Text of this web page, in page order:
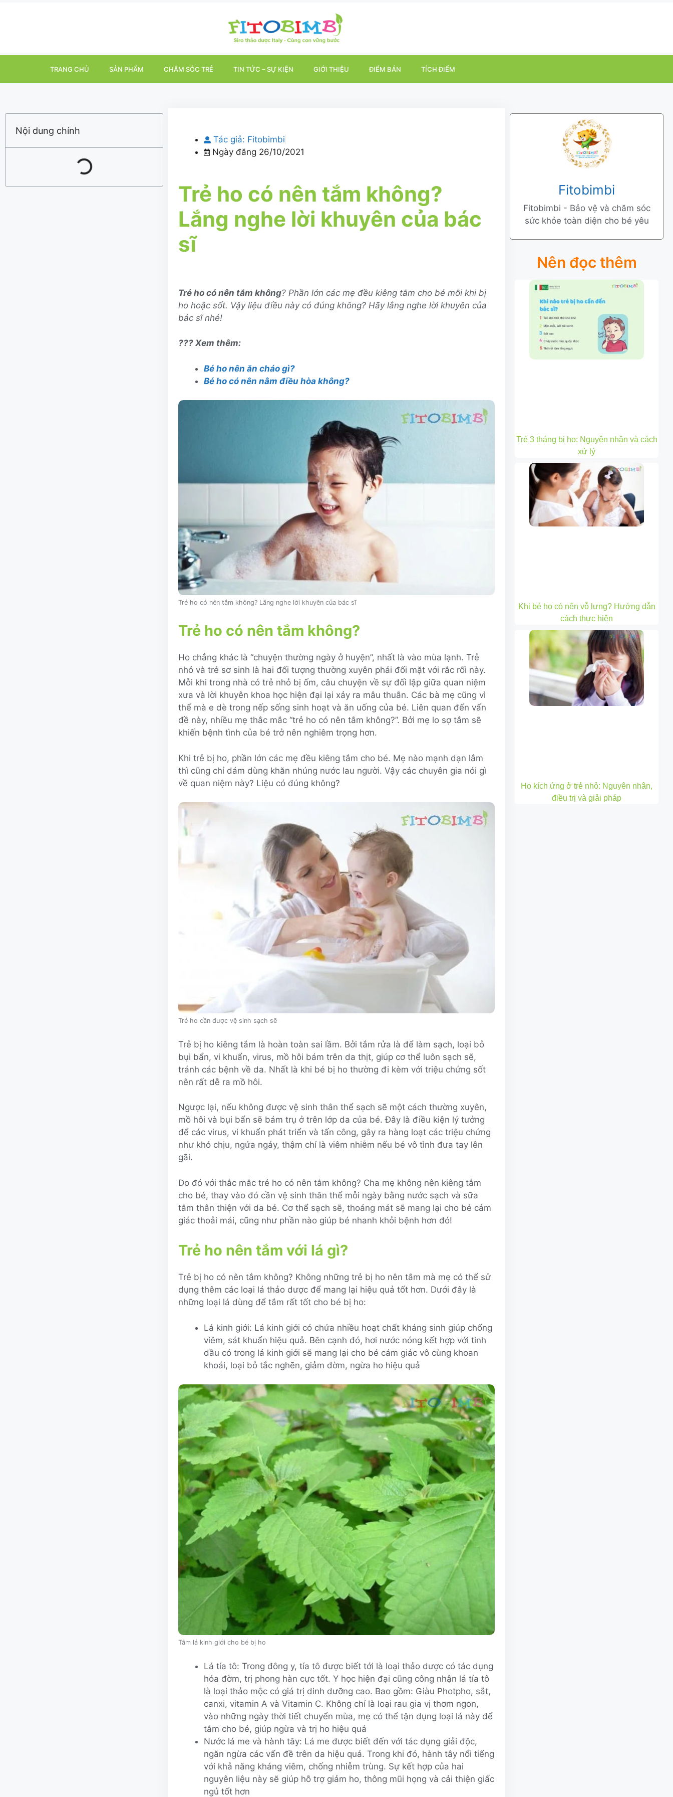
TRANG CHỦ SẢN PHẨM CHĂM SÓC TRẺ TIN TỨC – SỰ KIỆN GIỚI THIỆU ĐIỂM BÁN TÍCH ĐIỂM
Nội dung chính
Tác giả: Fitobimbi
Ngày đăng 26/10/2021
Trẻ ho có nên tắm không?
Lắng nghe lời khuyên của bác
sĩ
Trẻ ho có nên tắm không? Phần lớn các mẹ đều kiêng tắm cho bé mỗi khi bị
ho hoặc sốt. Vậy liệu điều này có đúng không? Hãy lắng nghe lời khuyên của
bác sĩ nhé!
??? Xem thêm:
Bé ho nên ăn cháo gì?
Bé ho có nên nằm điều hòa không?
Trẻ ho có nên tắm không? Lắng nghe lời khuyên của bác sĩ
Trẻ ho có nên tắm không?
Ho chẳng khác là “chuyện thường ngày ở huyện”, nhất là vào mùa lạnh. Trẻ
nhỏ và trẻ sơ sinh là hai đối tượng thường xuyên phải đối mặt với rắc rối này.
Mỗi khi trong nhà có trẻ nhỏ bị ốm, câu chuyện về sự đối lập giữa quan niệm
xưa và lời khuyên khoa học hiện đại lại xảy ra mâu thuẫn. Các bà mẹ cũng vì
thế mà e dè trong nếp sống sinh hoạt và ăn uống của bé. Liên quan đến vấn
đề này, nhiều mẹ thắc mắc “trẻ ho có nên tắm không?”. Bởi mẹ lo sợ tắm sẽ
khiến bệnh tình của bé trở nên nghiêm trọng hơn.
Khi trẻ bị ho, phần lớn các mẹ đều kiêng tắm cho bé. Mẹ nào mạnh dạn lắm
thì cũng chỉ dám dùng khăn nhúng nước lau người. Vậy các chuyên gia nói gì
về quan niệm này? Liệu có đúng không?
Trẻ ho cần được vệ sinh sạch sẽ
Trẻ bị ho kiêng tắm là hoàn toàn sai lầm. Bởi tắm rửa là để làm sạch, loại bỏ
bụi bẩn, vi khuẩn, virus, mồ hôi bám trên da thịt, giúp cơ thể luôn sạch sẽ,
tránh các bệnh về da. Nhất là khi bé bị ho thường đi kèm với triệu chứng sốt
nên rất dễ ra mồ hôi.
Ngược lại, nếu không được vệ sinh thân thể sạch sẽ một cách thường xuyên,
mồ hôi và bụi bẩn sẽ bám trụ ở trên lớp da của bé. Đây là điều kiện lý tưởng
để các virus, vi khuẩn phát triển và tấn công, gây ra hàng loạt các triệu chứng
như khó chịu, ngứa ngáy, thậm chí là viêm nhiễm nếu bé vô tình đưa tay lên
gãi.
Do đó với thắc mắc trẻ ho có nên tắm không? Cha mẹ không nên kiêng tắm
cho bé, thay vào đó cần vệ sinh thân thể mỗi ngày bằng nước sạch và sữa
tắm thân thiện với da bé. Cơ thể sạch sẽ, thoáng mát sẽ mang lại cho bé cảm
giác thoải mái, cũng như phần nào giúp bé nhanh khỏi bệnh hơn đó!
Trẻ ho nên tắm với lá gì?
Trẻ bị ho có nên tắm không? Không những trẻ bị ho nên tắm mà mẹ có thể sử
dụng thêm các loại lá thảo dược để mang lại hiệu quả tốt hơn. Dưới đây là
những loại lá dùng để tắm rất tốt cho bé bị ho:
Lá kinh giới: Lá kinh giới có chứa nhiều hoạt chất kháng sinh giúp chống
viêm, sát khuẩn hiệu quả. Bên cạnh đó, hơi nước nóng kết hợp với tinh
dầu có trong lá kinh giới sẽ mang lại cho bé cảm giác vô cùng khoan
khoái, loại bỏ tắc nghẽn, giảm đờm, ngừa ho hiệu quả
Tắm lá kinh giới cho bé bị ho
Lá tía tô: Trong đông y, tía tô được biết tới là loại thảo dược có tác dụng
hóa đờm, trị phong hàn cực tốt. Y học hiện đại cũng công nhận lá tía tô
là loại thảo mộc có giá trị dinh dưỡng cao. Bao gồm: Giàu Photpho, sắt,
canxi, vitamin A và Vitamin C. Không chỉ là loại rau gia vị thơm ngon,
vào những ngày thời tiết chuyển mùa, mẹ có thể tận dụng loại lá này để
tắm cho bé, giúp ngừa và trị ho hiệu quả
Nước lá me và hành tây: Lá me được biết đến với tác dụng giải độc,
ngăn ngừa các vấn đề trên da hiệu quả. Trong khi đó, hành tây nổi tiếng
với khả năng kháng viêm, chống nhiễm trùng. Sự kết hợp của hai
nguyên liệu này sẽ giúp hỗ trợ giảm ho, thông mũi họng và cải thiện giấc
ngủ tốt hơn
Fitobimbi
Fitobimbi - Bảo vệ và chăm sóc
sức khỏe toàn diện cho bé yêu
Nên đọc thêm
Trẻ 3 tháng bị ho: Nguyên nhân và cách
xử lý
Khi bé ho có nên vỗ lưng? Hướng dẫn
cách thực hiện
Ho kích ứng ở trẻ nhỏ: Nguyên nhân,
điều trị và giải pháp